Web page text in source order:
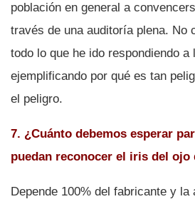
población en general a
través de una auditorí­a plena. No
todo lo que he ido respondiendo a
ejemplificando por qué es tan
el peligro.
7. ¿Cuánto debemos esperar
puedan reconocer el iris del ojo
Depende 100% del fabricante y la